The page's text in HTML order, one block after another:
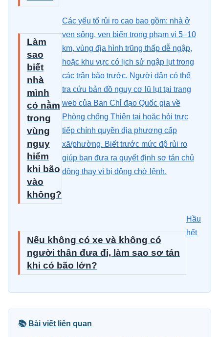
Làm
sao
biết
nhà
mình
có nằm
trong
vùng
nguy
hiểm
khi bão
vào
không?
Các yếu tố rủi ro cao bao gồm: nhà ở
ven sông, ven biển trong phạm vi 5–10
km, vùng địa hình trũng thấp dễ ngập,
hoặc khu vực có lịch sử ngập lụt trong
các trận bão trước. Người dân có thể
tra cứu bản đồ nguy cơ lũ lụt tại trang
web của Ban Chỉ đạo Quốc gia về
Phòng chống Thiên tai hoặc hỏi trực
tiếp chính quyền địa phương cấp
xã/phường. Biết trước mức độ rủi ro
giúp bạn đưa ra quyết định sơ tán chủ
động thay vì bị động chờ lệnh.
Nếu không có xe và không có
người thân đưa đi, làm sao sơ tán
khi có bão lớn?
Hầu
hết
📚 Bài viết liên quan